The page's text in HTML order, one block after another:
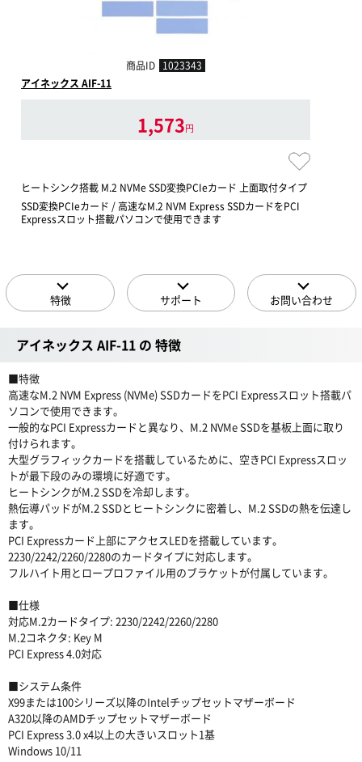
商品ID 1023343
アイネックス AIF-11
1,573円
ヒートシンク搭載 M.2 NVMe SSD変換PCIeカード 上面取付タイプ
SSD変換PCIeカード / 高速なM.2 NVM Express SSDカードをPCI
Expressスロット搭載パソコンで使用できます
特徴 サポート お問い合わせ
アイネックス AIF-11 の 特徴
■特徴
高速なM.2 NVM Express (NVMe) SSDカードをPCI Expressスロット搭載パ
ソコンで使用できます。
一般的なPCI Expressカードと異なり、M.2 NVMe SSDを基板上面に取り
付けられます。
大型グラフィックカードを搭載しているために、空きPCI Expressスロッ
トが最下段のみの環境に好適です。
ヒートシンクがM.2 SSDを冷却します。
熱伝導パッドがM.2 SSDとヒートシンクに密着し、M.2 SSDの熱を伝達し
ます。
PCI Expressカード上部にアクセスLEDを搭載しています。
2230/2242/2260/2280のカードタイプに対応します。
フルハイト用とロープロファイル用のブラケットが付属しています。
■仕様
対応M.2カードタイプ: 2230/2242/2260/2280
M.2コネクタ: Key M
PCI Express 4.0対応
■システム条件
X99または100シリーズ以降のIntelチップセットマザーボード
A320以降のAMDチップセットマザーボード
PCI Express 3.0 x4以上の大きいスロット1基
Windows 10/11